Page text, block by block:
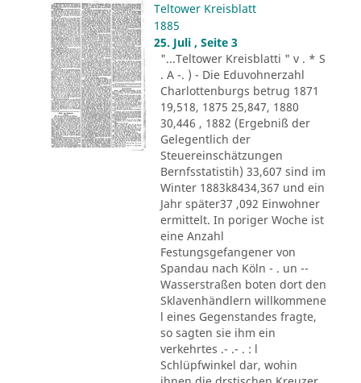
Teltower Kreisblatt
1885
25. Juli , Seite 3
"...Teltower Kreisblatti " v . * S
. A -. ) - Die Eduvohnerzahl
Charlottenburgs betrug 1871
19,518, 1875 25,847, 1880
30,446 , 1882 (Ergebniß der
Gelegentlich der
Steuereinschätzungen
Bernfsstatistih) 33,607 sind im
Winter 1883k8434,367 und ein
Jahr später37 ,092 Einwohner
ermittelt. In poriger Woche ist
eine Anzahl
Festungsgefangener von
Spandau nach Köln - . un --
Wasserstraßen boten dort den
Sklavenhändlern willkommene
l eines Gegenstandes fragte,
so sagten sie ihm ein
verkehrtes .- .- . : l
Schlüpfwinkel dar, wohin